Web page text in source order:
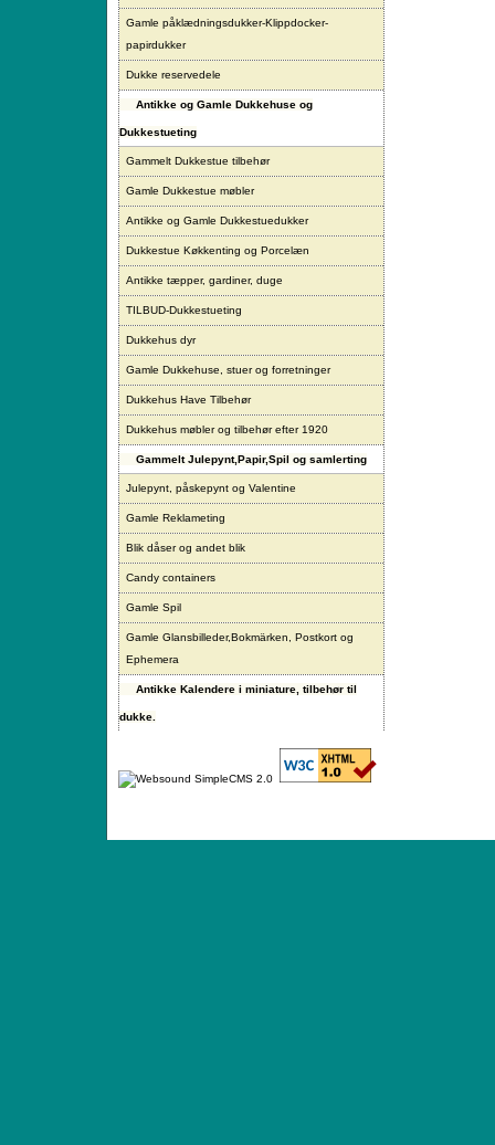
Gamle påklædningsdukker-Klippdocker-
papirdukker
Dukke reservedele
Antikke og Gamle Dukkehuse og
Dukkestueting
Gammelt Dukkestue tilbehør
Gamle Dukkestue møbler
Antikke og Gamle Dukkestuedukker
Dukkestue Køkkenting og Porcelæn
Antikke tæpper, gardiner, duge
TILBUD-Dukkestueting
Dukkehus dyr
Gamle Dukkehuse, stuer og forretninger
Dukkehus Have Tilbehør
Dukkehus møbler og tilbehør efter 1920
Gammelt Julepynt,Papir,Spil og samlerting
Julepynt, påskepynt og Valentine
Gamle Reklameting
Blik dåser og andet blik
Candy containers
Gamle Spil
Gamle Glansbilleder,Bokmärken, Postkort og
Ephemera
Antikke Kalendere i miniature, tilbehør til
dukke.